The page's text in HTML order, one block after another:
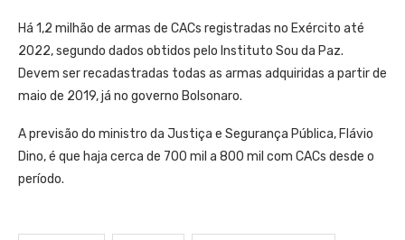
Há 1,2 milhão de armas de CACs registradas no Exército até
2022, segundo dados obtidos pelo Instituto Sou da Paz.
Devem ser recadastradas todas as armas adquiridas a partir de
maio de 2019, já no governo Bolsonaro.
A previsão do ministro da Justiça e Segurança Pública, Flávio
Dino, é que haja cerca de 700 mil a 800 mil com CACs desde o
período.